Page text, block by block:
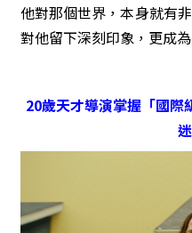
他對那個世界，本身就有
對他留下深刻印象，更成
20歲天才導演掌握「國際